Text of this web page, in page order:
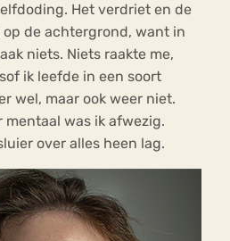
Het verdriet en de
de achtergrond, want in
niets. Niets raakte me,
ik leefde in een soort
wel, maar ook weer niet.
mentaal was ik afwezig.
over alles heen lag.